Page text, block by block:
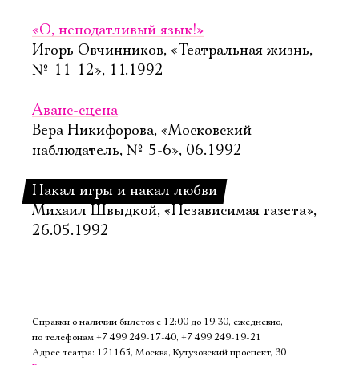
«О, неподатливый язык!»
Игорь Овчинников, «Театральная жизнь,
№ 11-12», 11.1992
Аванс-сцена
Вера Никифорова, «Московский
наблюдатель, № 5-6», 06.1992
Накал игры и накал любви
Михаил Швыдкой, «Независимая газета»,
26.05.1992
Справки о наличии билетов с 12:00 до 19:30, ежедневно,
по телефонам +7 499 249‑17‑40, +7 499 249‑19‑21
Адрес театра: 121165, Москва, Кутузовский проспект, 30